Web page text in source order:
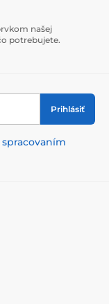
našej
potrebujete.
Prihlásiť
spracovaním